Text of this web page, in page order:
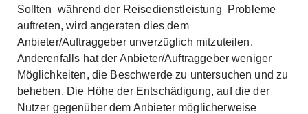
Sollten während der Reisedienstleistung Probleme
auftreten, wird angeraten dies dem
Anbieter/Auftraggeber unverzüglich mitzuteilen.
Anderenfalls hat der Anbieter/Auftraggeber weniger
Möglichkeiten, die Beschwerde zu untersuchen und zu
beheben. Die Höhe der Entschädigung, auf die der
Nutzer gegenüber dem Anbieter möglicherweise